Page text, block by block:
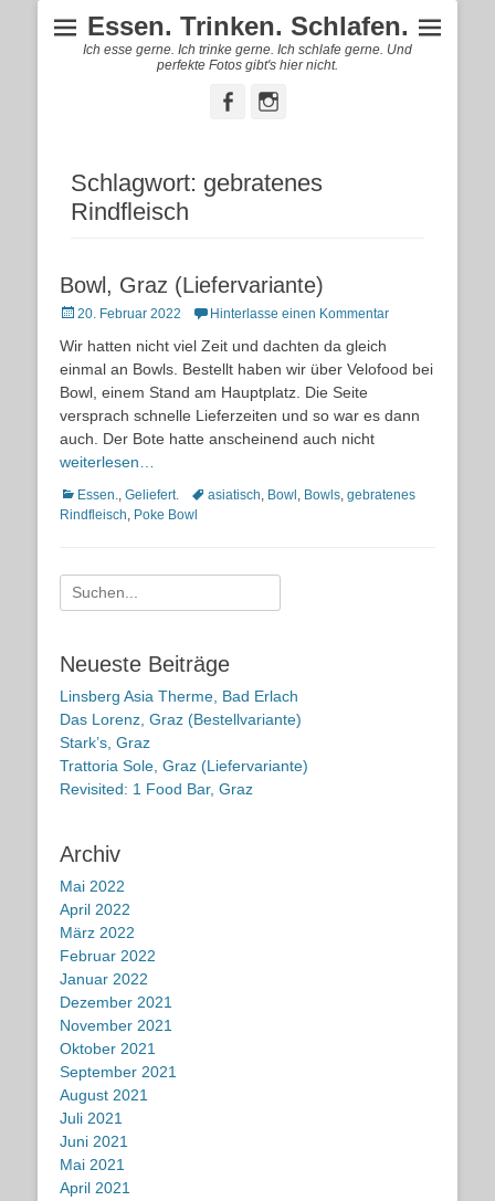
Essen. Trinken. Schlafen.
Ich esse gerne. Ich trinke gerne. Ich schlafe gerne. Und
perfekte Fotos gibt's hier nicht.
FacebookInstagram
Schlagwort: gebratenes
Rindfleisch
Bowl, Graz (Liefervariante)
Posted20. Februar 2022 Hinterlasse einen Kommentar
Wir hatten nicht viel Zeit und dachten da gleich
einmal an Bowls. Bestellt haben wir über Velofood bei
Bowl, einem Stand am Hauptplatz. Die Seite
versprach schnelle Lieferzeiten und so war es dann
auch. Der Bote hatte anscheinend auch nicht
weiterlesen…
Kategorien
Essen., Geliefert. Schlagworte
asiatisch, Bowl , Bowls, gebratenes
Rindfleisch, Poke Bowl
Suche
nach:
Neueste Beiträge
Linsberg Asia Therme, Bad Erlach
Das Lorenz, Graz (Bestellvariante)
Stark’s, Graz
Trattoria Sole, Graz (Liefervariante)
Revisited: 1 Food Bar, Graz
Archiv
Mai 2022
April 2022
März 2022
Februar 2022
Januar 2022
Dezember 2021
November 2021
Oktober 2021
September 2021
August 2021
Juli 2021
Juni 2021
Mai 2021
April 2021